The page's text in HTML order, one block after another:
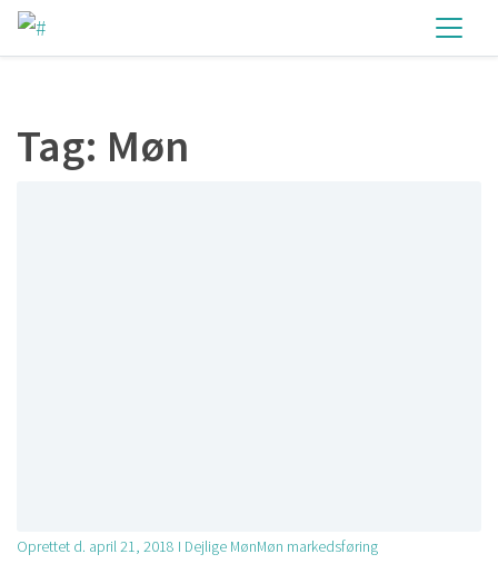
Tag: Møn
Oprettet d. april 21, 2018 I Dejlige MønMøn markedsføring